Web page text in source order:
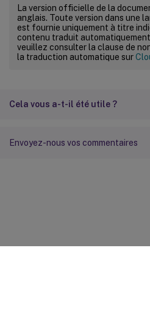
La version officielle de la
anglais. Toute version dans une
est fournie uniquement à titre
contenu traduit
veuillez consulter la clause de
la traduction automatique sur
Cela vous a-t-il été utile ?
Envoyez-nous vos commentaires